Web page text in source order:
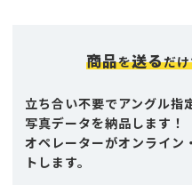
商品を送るだ
立ち合い不要でアングル指
写真データを納品します！
オペレーターがオンライン
トします。